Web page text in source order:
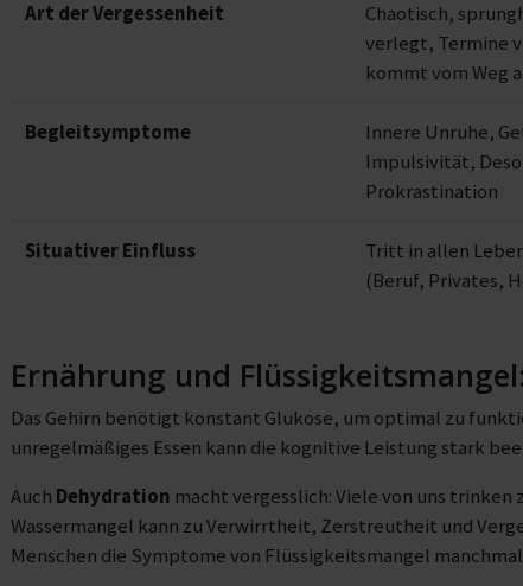
Art der Vergessenheit
Chaotisch,
verlegt, Termine
kommt vom Weg
Begleitsymptome
Innere Unruhe,
Impulsivität,
Prokrastination
Situativer Einfluss
Tritt in allen
(Beruf, Privates,
Ernährung und
Das Gehirn benötigt konstant Glukose, um optimal zu
unregelmäßiges Essen kann die kognitive Leistung stark
Auch Dehydration macht vergesslich: Viele von uns
Wassermangel kann zu Verwirrtheit, Zerstreutheit und
Menschen die Symptome von Flüssigkeitsmangel manchmal